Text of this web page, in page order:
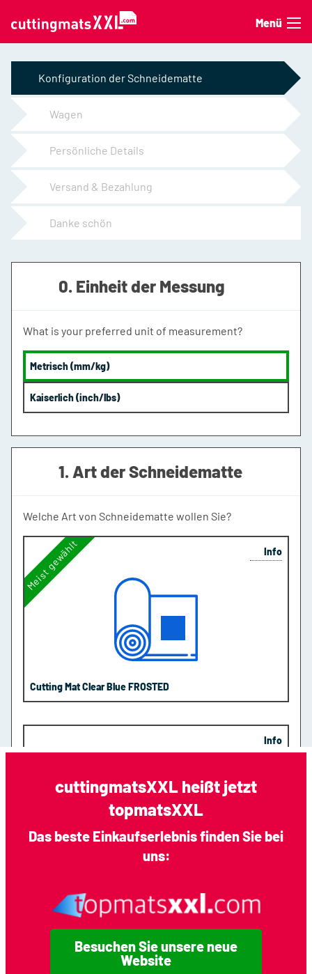
cuttingmatsXXL heißt jetzt
topmatsXXL
Das beste Einkaufserlebnis finden Sie bei
uns:
Besuchen Sie unsere neue
Website
Menü
Konfiguration der Schneidematte
Wagen
Persönliche Details
Versand & Bezahlung
Danke schön
0. Einheit der Messung
What is your preferred unit of measurement?
Metrisch (mm/kg)
Kaiserlich (inch/lbs)
1. Art der Schneidematte
Welche Art von Schneidematte wollen Sie?
Meist gewählt Info
Cutting Mat Clear Blue FROSTED
Info